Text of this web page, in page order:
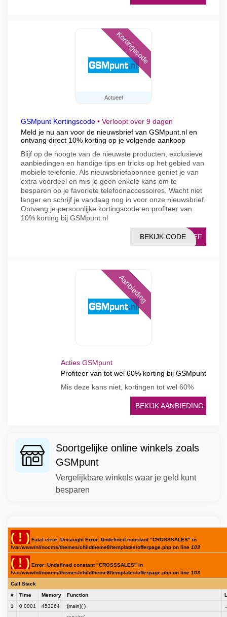
Actueel
Kortingscode
GSMpunt Kortingscode • Verloopt over 9 dagen
Meld je nu aan voor de nieuwsbrief van GSMpunt.nl en
ontvang direct 10% korting op je volgende aankoop
Blijf op de hoogte van de nieuwste producten, exclusieve
aanbiedingen en handige tips en tricks op het gebied van
mobiele telefonie. Als nieuwsbriefabonnee geniet je van
extra voordeel en mis je geen enkele kans om te
besparen op je favoriete telefoonaccessoires. Wacht niet
langer en schrijf je vandaag nog in voor onze nieuwsbrief.
Ontvang je persoonlijke kortingscode en profiteer van
10% korting bij GSMpunt.nl
RIEF
BEKIJK CODE
Aanbieding
Acties GSMpunt
Profiteer van tot wel 60% korting bij GSMpunt
Mis deze kans niet, kortingen tot wel 60%
BEKIJK AANBIEDING
Soortgelijke online winkels zoals
GSMpunt
Vergelijkbare winkels waar je geld kunt
besparen
( ! ) Fatal error: Uncaught Error: Undefined constant "CROSSSALES" in
/var/www/nl/nocms/themes/childtheme8/templates/offerpage.php on line 103
( ! ) Error: Undefined constant "CROSSSALES" in
/var/www/nl/nocms/themes/childtheme8/templates/offerpage.php on line 103
Call Stack
#
Time Memory Function
1
0.0001 453264 {main}( )